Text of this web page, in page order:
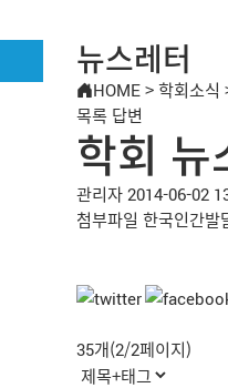
뉴스레터
HOME>학회소식
목록 답변
학회
관리자2014-06-02
첨부파일 한국인간발
35개(2/2페이지)